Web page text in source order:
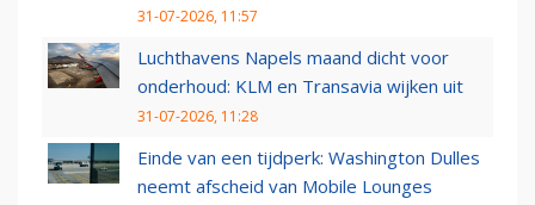
31-07-2026, 11:57
Luchthavens Napels maand dicht voor
onderhoud: KLM en Transavia wijken uit
31-07-2026, 11:28
Einde van een tijdperk: Washington Dulles
neemt afscheid van Mobile Lounges